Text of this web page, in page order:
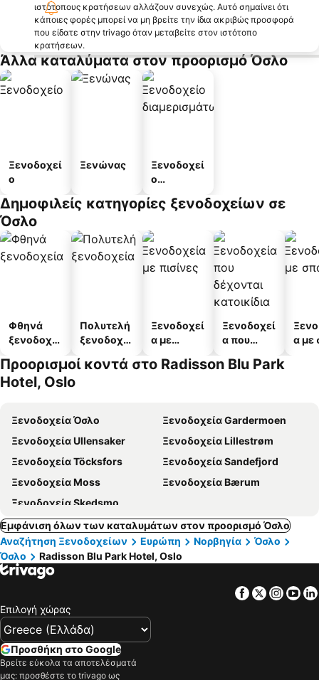
ιστότοπους κρατήσεων αλλάζουν συνεχώς. Αυτό σημαίνει ότι
κάποιες φορές μπορεί να μη βρείτε την ίδια ακριβώς προσφορά
που είδατε στην trivago όταν μεταβείτε στον ιστότοπο
κρατήσεων.
Άλλα καταλύματα στον προορισμό Όσλο
Ξενοδοχεί
ο
Ξενώνας
Ξενοδοχεί
ο
άτων
Δημοφιλείς κατηγορίες ξενοδοχείων σε
Όσλο
Φθηνά
ξενοδοχεί
Πολυτελή
ξενοδοχεί
Ξενοδοχεί
α με
Ξενοδοχεί
α που
κατοικίδι
α με
Προορισμοί κοντά στο Radisson Blu Park
Hotel, Oslo
Ξενοδοχεία Όσλο
Ξενοδοχεία Gardermoen
Ξενοδοχεία Ullensaker
Ξενοδοχεία Lillestrøm
Ξενοδοχεία Töcksfors
Ξενοδοχεία Sandefjord
Ξενοδοχεία Moss
Ξενοδοχεία Bærum
Ξενοδοχεία Skedsmo
Εμφάνιση όλων των καταλυμάτων στον προορισμό Όσλο
Αναζήτηση Ξενοδοχείων
Ευρώπη Νορβηγία
Όσλο
Όσλο
Radisson Blu Park Hotel, Oslo
Facebook
Twitter
Επιλογή χώρας
Προσθήκη στο Google
Βρείτε εύκολα τα αποτελέσματά
μας: προσθέστε το trivago ως